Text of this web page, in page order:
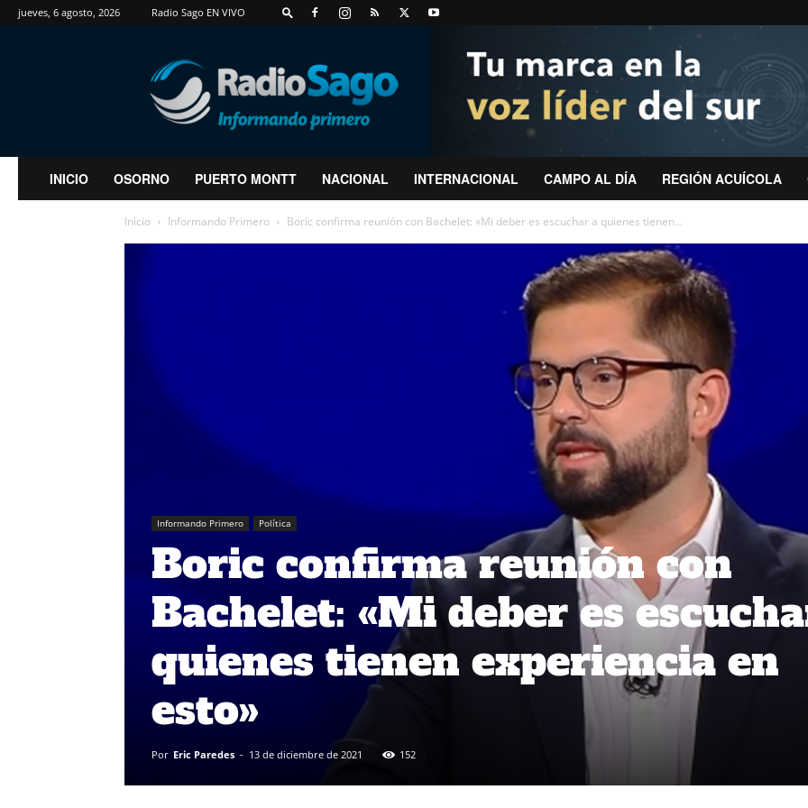
jueves, 6 agosto, 2026 Radio Sago EN VIVO
RadioSago
INICIO OSORNO PUERTO MONTT NACIONAL INTERNACIONAL CAMPO AL DÍA REGIÓN ACUÍCOLA
Inicio Informando Primero Boric confirma reunión con Bachelet: «Mi deber es escuchar a quienes tienen...
Informando Primero Política
Boric confirma reunión con
Bachelet: «Mi deber es
quienes tienen experiencia en
esto»
Por Eric Paredes - 13 de diciembre de 2021 152